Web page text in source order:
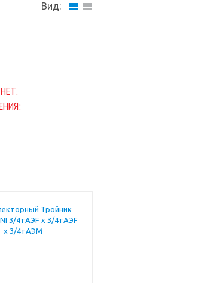
Вид: